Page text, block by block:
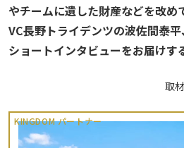
やチームに遺した財産などを改め
VC長野トライデンツの波佐間泰
ショートインタビューをお届けす
取
KINGDOM パートナー